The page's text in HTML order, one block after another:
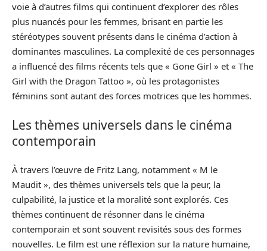
voie à d’autres films qui continuent d’explorer des rôles
plus nuancés pour les femmes, brisant en partie les
stéréotypes souvent présents dans le cinéma d’action à
dominantes masculines. La complexité de ces personnages
a influencé des films récents tels que « Gone Girl » et « The
Girl with the Dragon Tattoo », où les protagonistes
féminins sont autant des forces motrices que les hommes.
Les thèmes universels dans le cinéma
contemporain
À travers l’œuvre de Fritz Lang, notamment « M le
Maudit », des thèmes universels tels que la peur, la
culpabilité, la justice et la moralité sont explorés. Ces
thèmes continuent de résonner dans le cinéma
contemporain et sont souvent revisités sous des formes
nouvelles. Le film est une réflexion sur la nature humaine,